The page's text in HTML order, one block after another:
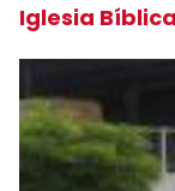
Iglesia